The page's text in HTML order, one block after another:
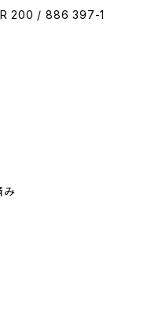
200 / 886 397-1
み